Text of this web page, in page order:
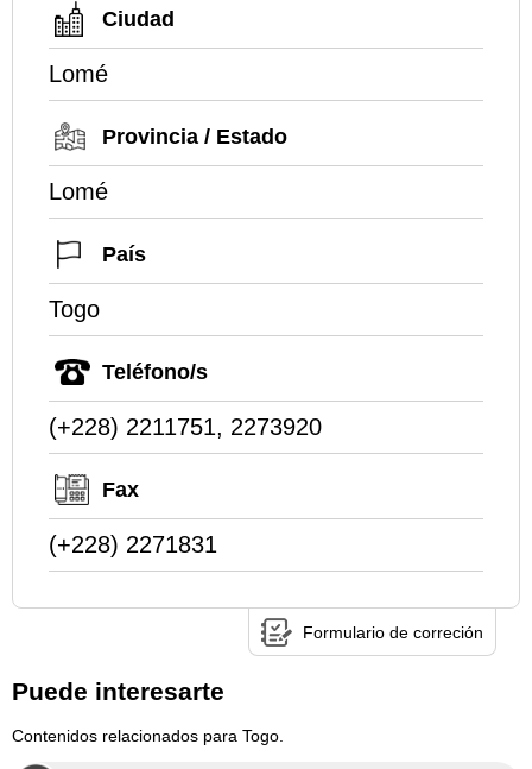
Ciudad
Lomé
Provincia / Estado
Lomé
País
Togo
Teléfono/s
(+228) 2211751, 2273920
Fax
(+228) 2271831
Formulario de correción
Puede interesarte
Contenidos relacionados para Togo.